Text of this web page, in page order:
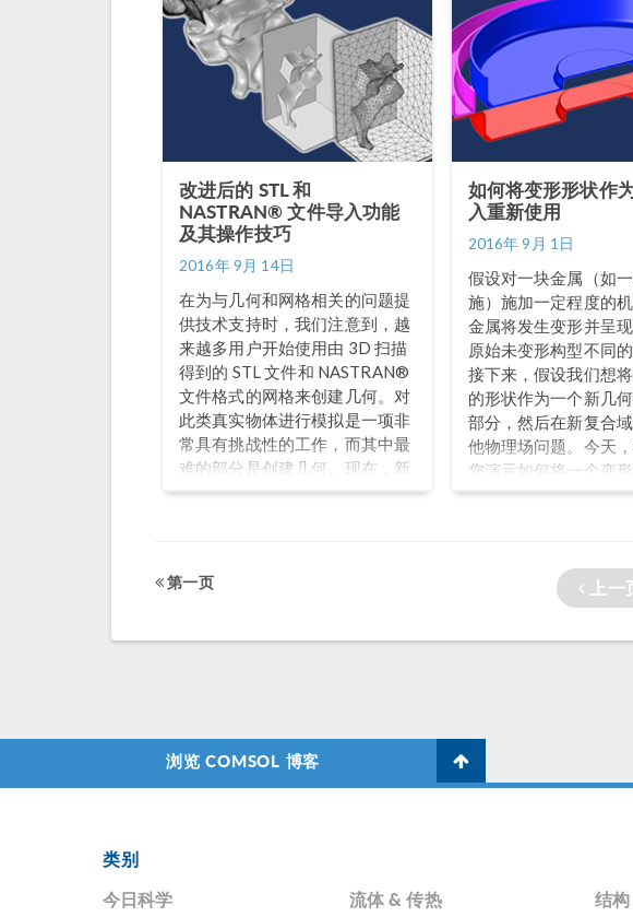
改进后的 STL 和
NASTRAN® 文件导入功能
及其操作技巧
2016年 9月 14日
在为与几何和网格相关的问题提
供技术支持时，我们注意到，越
来越多用户开始使用由 3D 扫描
得到的 STL 文件和 NASTRAN®
文件格式的网格来创建几何。对
此类真实物体进行模拟是一项非
常具有挑战性的工作，而其中最
难的部分是创建几何。现在，新
版本的 COMSOL Multiphysics®
STL 和 NASTRAN® 文件进行几
如何将变形形状作
入重新使用
2016年 9月 1日
假设对一块金属（如
施）施加一定程度的
金属将发生变形并呈
原始未变形构型不同的
接下来，假设我们想
的形状作为一个新几
部分，然后在新复合
他物理场问题。今天
您演示如何将一个变
为几何序列的输入使
第一页 上一
浏览 COMSOL 博客
类别
今日科学
流体 & 传热 结